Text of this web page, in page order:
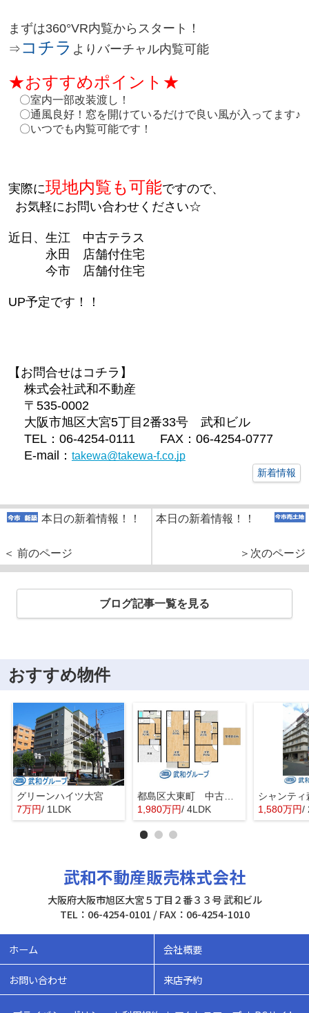
まずは360°VR内覧からスタート！
⇒ コチラ よりバーチャル内覧可能
★おすすめポイント★
〇室内一部改装渡し！
〇通風良好！窓を開けているだけで良い風が入ってます♪
〇いつでも内覧可能です！
実際に現地内覧も可能ですので、
お気軽にお問い合わせください☆
近日、生江 中古テラス
永田 店舗付住宅
今市 店舗付住宅
UP予定です！！
【お問合せはコチラ】
株式会社武和不動産
〒535-0002
大阪市旭区大宮5丁目2番33号 武和ビル
TEL：06-4254-0111 FAX：06-4254-0777
E-mail： takewa@takewa-f.co.jp
新着情報
本日の新着情報！！
＜ 前のページ
本日の新着情報！！
＞次のページ
ブログ記事一覧を見る
おすすめ物件
グリーンハイツ大宮
7万円/ 1LDK
都島区大東町 中古戸建
1,980万円/ 4LDK
シャンティ
1,580万円/
武和不動産販売株式会社
大阪府大阪市旭区大宮５丁目２番３３号 武和ビル
TEL：06-4254-0101 / FAX：06-4254-1010
ホーム 会社概要
お問い合わせ 来店予約